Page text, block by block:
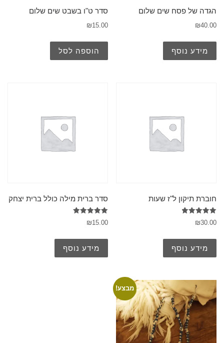
הגדה של פסח שים שלום
₪40.00
מידע נוסף
סדר ט"ו בשבט שים שלום
₪15.00
הוספה לסל
חוברת תיקון ל"ז שעות
דורג
5.00
₪30.00
מידע נוסף
סדר ברית מילה כולל ברית יצחק
דורג
5.00
₪15.00
מידע נוסף
מבצע!